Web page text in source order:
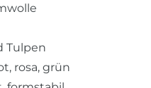
Tulpen
rosa, grün